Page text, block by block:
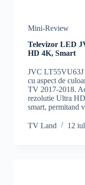
Mini-Review
Televizor LED
HD 4K, Smart
JVC LT55VU63J
cu aspect de
TV 2017-2018.
rezolutie Ultra
smart, permitand
TV Land 12